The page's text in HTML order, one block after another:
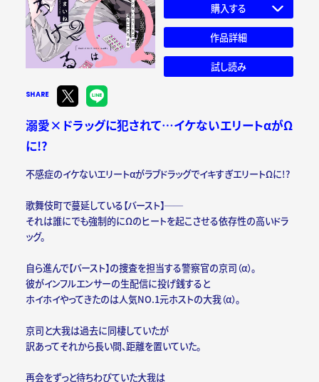
購入する
作品詳細
試し読み
SHARE
溺愛×ドラッグに犯されて…イケないエリートαがΩ
に!?
不感症のイケないエリートαがラブドラッグでイキすぎエリートΩに!?
歌舞伎町で蔓延している【バースト】──
それは誰にでも強制的にΩのヒートを起こさせる依存性の高いドラ
ッグ。
自ら進んで【バースト】の捜査を担当する警察官の京司（α）。
彼がインフルエンサーの生配信に投げ銭すると
ホイホイやってきたのは人気NO.1元ホストの大我（α）。
京司と大我は過去に同棲していたが
訳あってそれから長い間、距離を置いていた。
再会をずっと待ちわびていた大我は